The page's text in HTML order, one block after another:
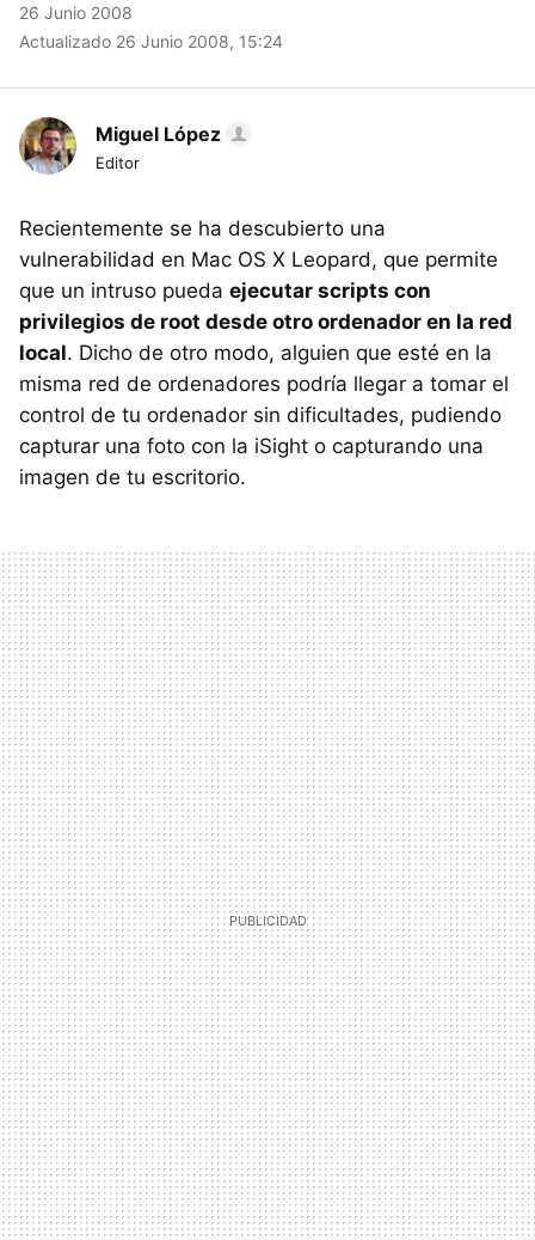
26 Junio 2008
Actualizado 26 Junio 2008, 15:24
Miguel López
Editor
Recientemente se ha descubierto una
vulnerabilidad en Mac OS X Leopard, que permite
que un intruso pueda ejecutar scripts con
privilegios de root desde otro ordenador en la red
local. Dicho de otro modo, alguien que esté en la
misma red de ordenadores podría llegar a tomar el
control de tu ordenador sin dificultades, pudiendo
capturar una foto con la iSight o capturando una
imagen de tu escritorio.